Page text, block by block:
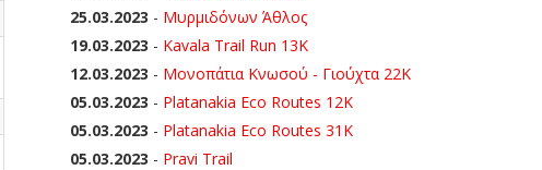
25.03.2023 - Μυρμιδόνων Άθλος
19.03.2023 - Kavala Trail Run 13K
12.03.2023 - Μονοπάτια Κνωσού - Γιούχτα 22Κ
05.03.2023 - Platanakia Eco Routes 12K
05.03.2023 - Platanakia Eco Routes 31K
05.03.2023 - Pravi Trail